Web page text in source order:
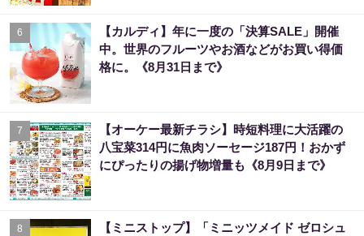
6
【カルディ】年に一度の「決算SALE」開催
中。世界のフルーツやお酒などがお買い得価
格に。《8月31日まで》
7
【オーケー最新チラシ】時短料理に大活躍の
八宝菜314円に魚肉ソーセージ187円！おかず
にぴったりの揚げ物増量も《8月9日まで》
8
【ミニストップ】「ミニッツメイド ゼロシュ